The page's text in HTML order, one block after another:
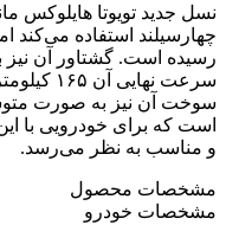
سرعت
است که برای خودرویی با
و مناسب به نظر می‌رسد.
مشخصات محصول
مشخصات خودرو